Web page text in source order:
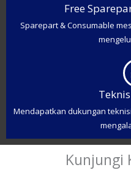
Free
Sparepart & Consumable
Mendapatkan dukungan
Kunjungi